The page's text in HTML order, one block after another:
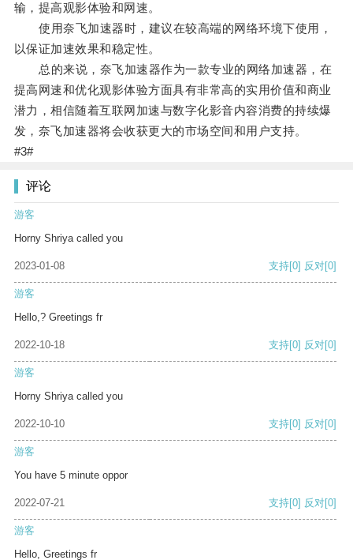
输，提高观影体验和网速。
使用奈飞加速器时，建议在较高端的网络环境下使用，
以保证加速效果和稳定性。
总的来说，奈飞加速器作为一款专业的网络加速器，在
提高网速和优化观影体验方面具有非常高的实用价值和商业
潜力，相信随着互联网加速与数字化影音内容消费的持续爆
发，奈飞加速器将会收获更大的市场空间和用户支持。
#3#
评论
游客
Horny Shriya called you
2023-01-08 支持[0] 反对[0]
游客
Hello,? Greetings fr
2022-10-18 支持[0] 反对[0]
游客
Horny Shriya called you
2022-10-10 支持[0] 反对[0]
游客
You have 5 minute oppor
2022-07-21 支持[0] 反对[0]
游客
Hello, Greetings fr